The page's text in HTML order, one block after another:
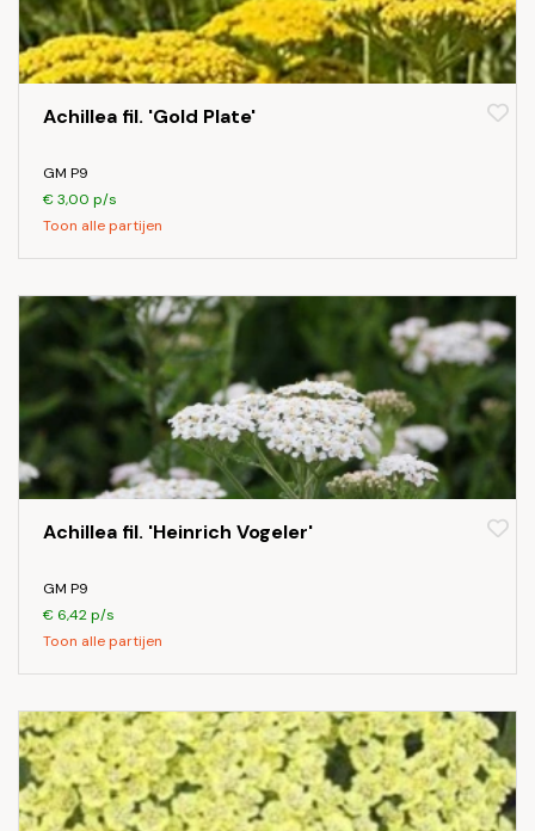
Achillea fil. 'Gold Plate'
GM P9
€ 3,00 p/s
Toon alle partijen
Achillea fil. 'Heinrich Vogeler'
GM P9
€ 6,42 p/s
Toon alle partijen